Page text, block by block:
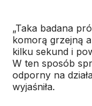
„Taka badana
komorą grzejną
kilku sekund i
W ten sposób
odporny na
wyjaśniła.